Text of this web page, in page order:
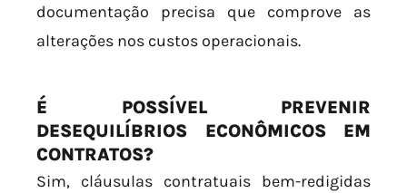
documentação precisa que comprove as
alterações nos custos operacionais.
É POSSÍVEL PREVENIR
DESEQUILÍBRIOS ECONÔMICOS EM
CONTRATOS?
Sim, cláusulas contratuais bem-redigidas